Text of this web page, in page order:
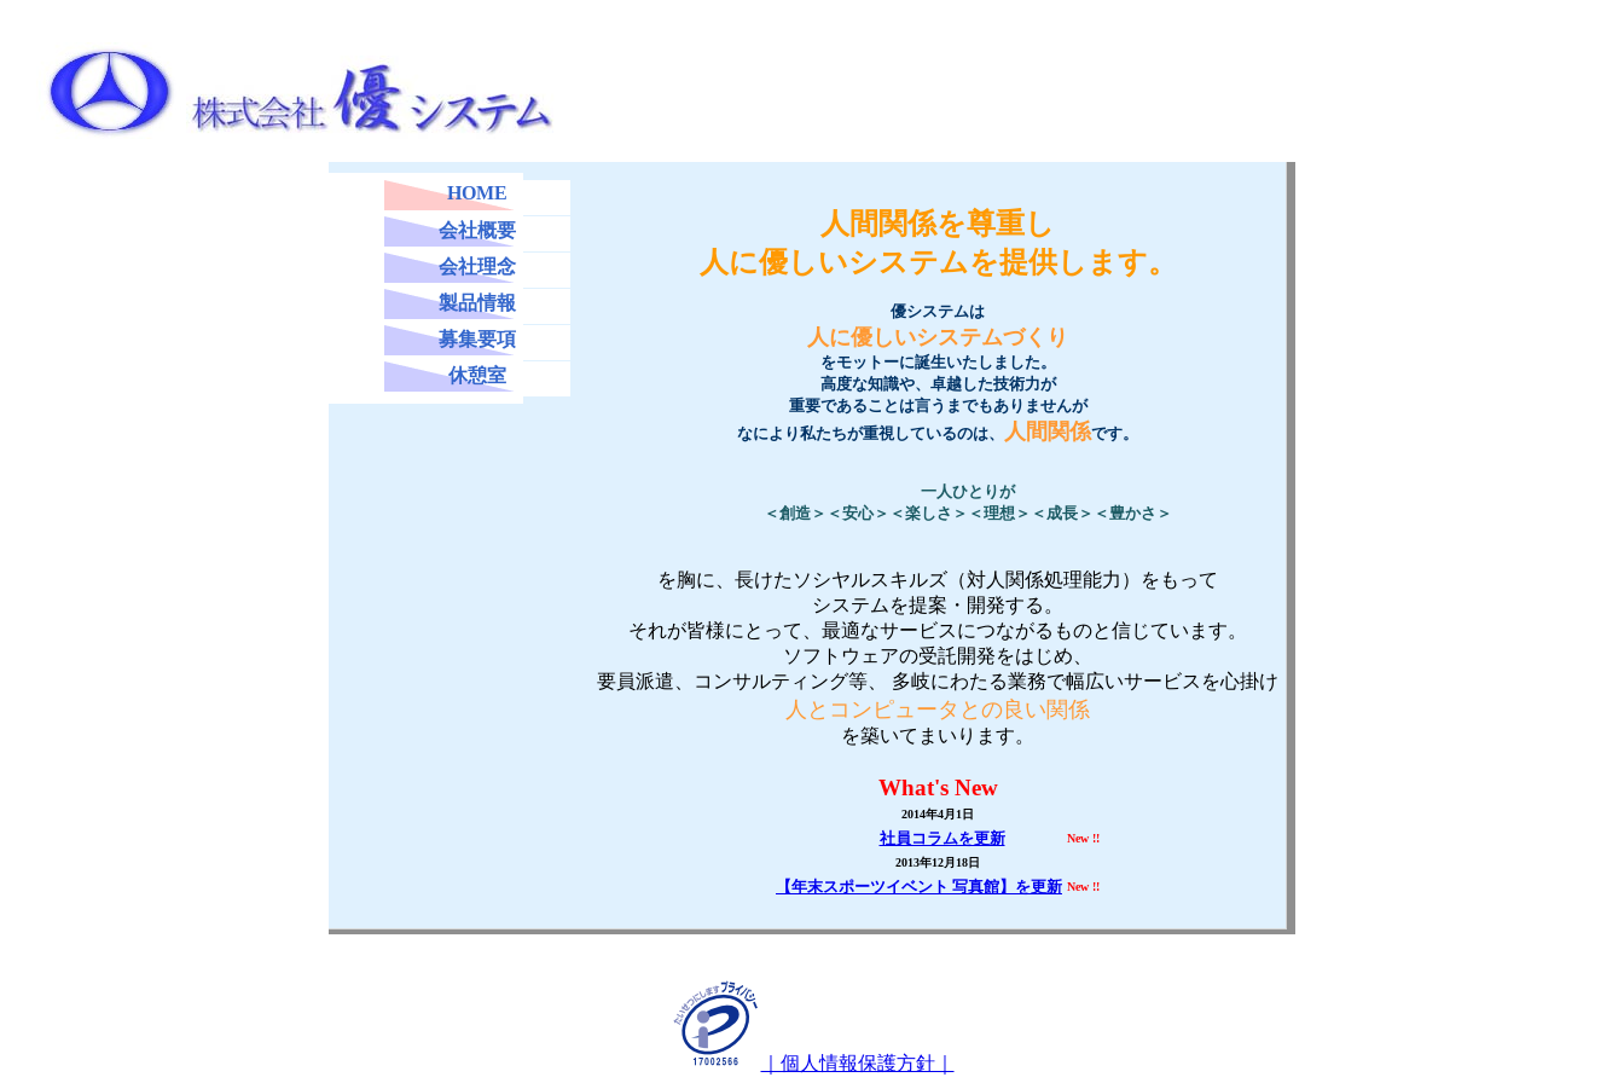
人間関係を尊重し
人に優しいシステムを提供します。
優システムは
人に優しいシステムづくり
をモットーに誕生いたしました。
高度な知識や、卓越した技術力が
重要であることは言うまでもありませんが
なにより私たちが重視しているのは、
人間関係です。
一人ひとりが
＜創造＞＜安心＞＜楽しさ＞＜理想＞＜成長＞＜豊かさ＞
を胸に、長けたソシヤルスキルズ（対人関係処理能力）をもって
システムを提案・開発する。
それが皆様にとって、最適なサービスにつながるものと信じています。
ソフトウェアの受託開発をはじめ、
要員派遣、コンサルティング等、 多岐にわたる業務で幅広いサービスを心掛け
人とコンピュータとの良い関係
を築いてまいります。
What's New
2014年4月1日
社員コラムを更新
New !!
2013年12月18日
【年末スポーツイベント 写真館】を更新 New !!
HOME
会社概要
会社理念
製品情報
募集要項
休憩室
｜個人情報保護方針｜